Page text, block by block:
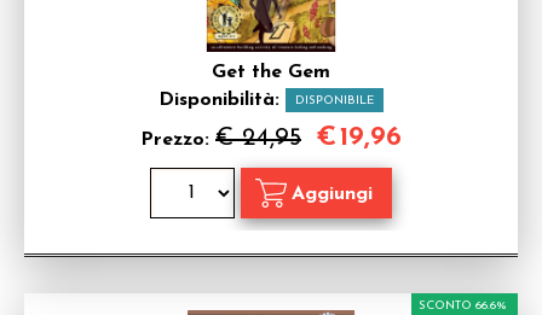
Get the Gem
Disponibilità:
DISPONIBILE
Prezzo: € 24,95 €19,96
SCONTO 66.6%